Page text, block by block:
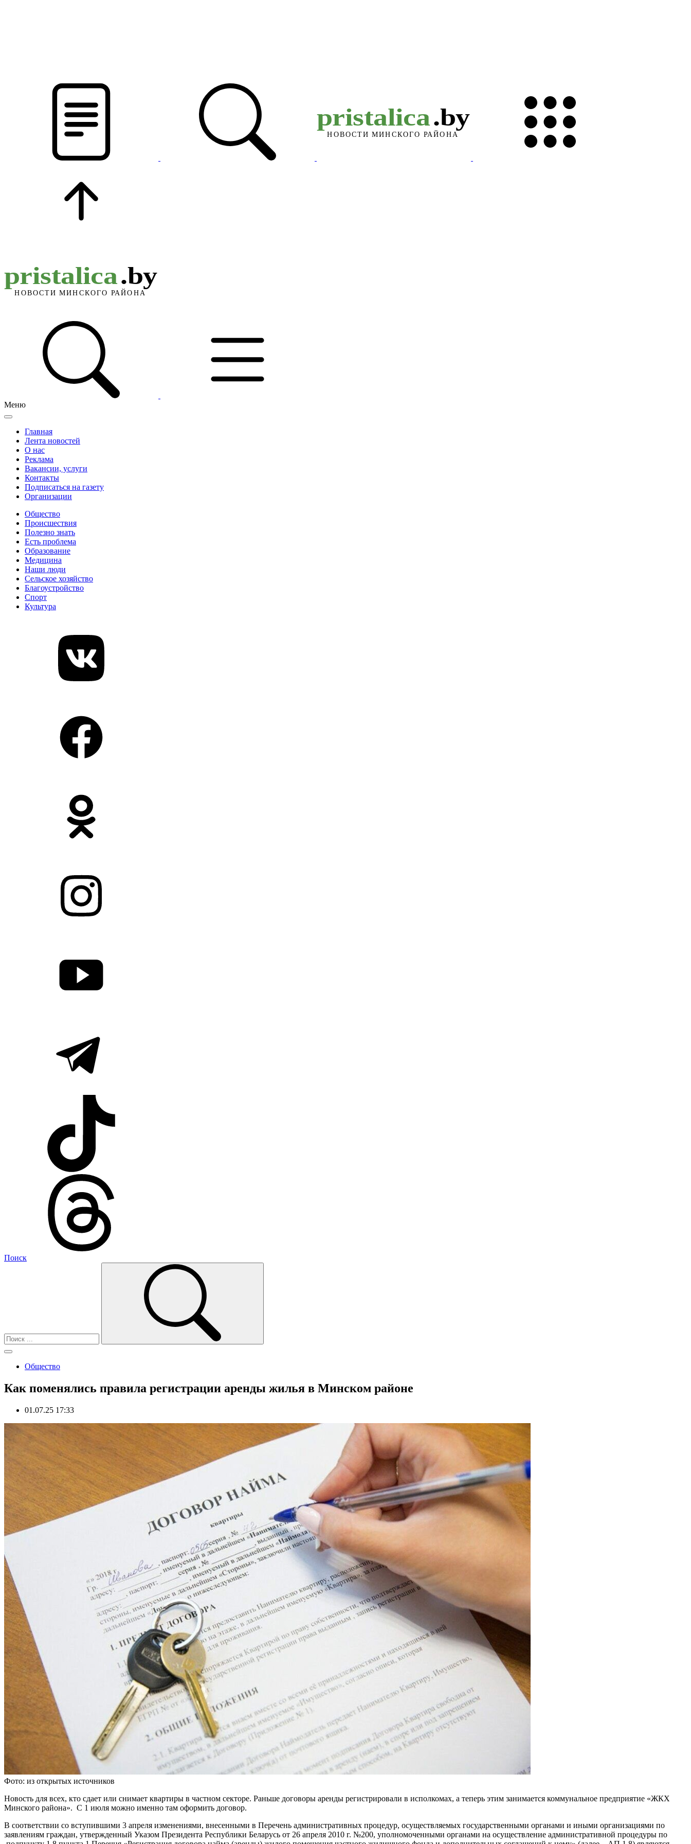
Меню
Главная
Лента новостей
О нас
Реклама
Вакансии, услуги
Контакты
Подписаться на газету
Организации
Общество
Происшествия
Полезно знать
Есть проблема
Образование
Медицина
Наши люди
Сельское хозяйство
Благоустройство
Спорт
Культура
Поиск
Общество
Как поменялись правила регистрации аренды жилья в Минском районе
01.07.25 17:33
Фото: из открытых источников
Новость для всех, кто сдает или снимает квартиры в частном секторе. Раньше договоры аренды регистрировали в исполкомах, а теперь этим занимается коммунальное предприятие «ЖКХ
Минского района». С 1 июля можно именно там оформить договор.
В соответствии со вступившими 3 апреля изменениями, внесенными в Перечень административных процедур, осуществляемых государственными органами и иными организациями по
заявлениям граждан, утвержденный Указом Президента Республики Беларусь от 26 апреля 2010 г. №200, уполномоченными органами на осуществление административной процедуры по